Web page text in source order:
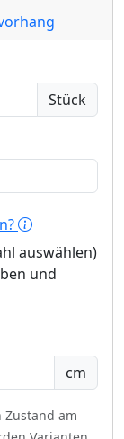
Stück
auswählen)
und
cm
Zustand am